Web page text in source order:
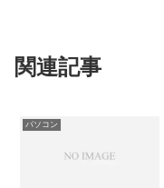
関連記事
パソコン